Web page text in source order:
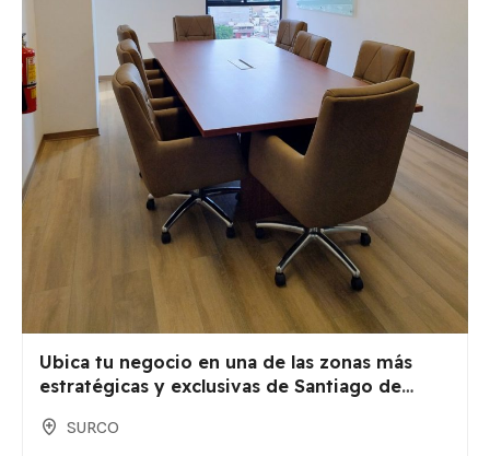
Ubica tu negocio en una de las zonas más
estratégicas y exclusivas de Santiago de
SURCO